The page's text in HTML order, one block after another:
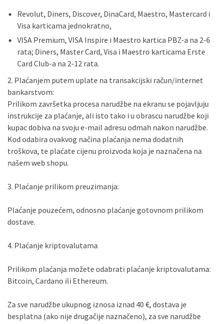
Revolut, Diners, Discover, DinaCard, Maestro, Mastercard i
Visa karticama jednokratno,
VISA Premium, VISA Inspire i Maestro kartica PBZ-a na 2-6
rata; Diners, Master Card, Visa i Maestro karticama Erste
Card Club-a na 2-12 rata.
2. Plaćanjem putem uplate na transakcijski račun/internet
bankarstvom:
Prilikom završetka procesa narudžbe na ekranu se pojavljuju
instrukcije za plaćanje, ali isto tako i u obrascu narudžbe koji
kupac dobiva na svoju e-mail adresu odmah nakon narudžbe.
Kod odabira ovakvog načina plaćanja nema dodatnih
troškova, te plaćate cijenu proizvoda koja je naznačena na
našem web shopu.
3. Plaćanje prilikom preuzimanja:
Plaćanje pouzećem, odnosno plaćanje gotovnom prilikom
dostave.
4. Plaćanje kriptovalutama
Prilikom plaćanja možete odabrati plaćanje kriptovalutama:
Bitcoin, Cardano ili Ethereum.
Za sve narudžbe ukupnog iznosa iznad 40 €, dostava je
besplatna (ako nije drugačije naznačeno), za sve narudžbe